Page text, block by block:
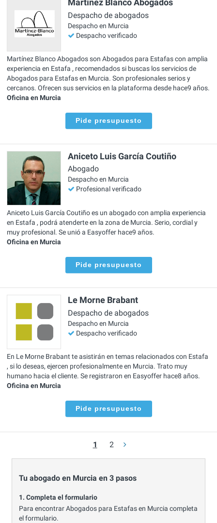
Martínez Blanco Abogados
Despacho de abogados
Despacho en Murcia
Despacho verificado
Martínez Blanco Abogados son Abogados para Estafas con amplia
experiencia en Estafa , recomendados si buscas los servicios de
Abogados para Estafas en Murcia. Son profesionales serios y
cercanos. Ofrecen sus servicios en la plataforma desde hace9 años.
Oficina en Murcia
Pide presupuesto
Aniceto Luis García Coutiño
Abogado
Despacho en Murcia
Profesional verificado
Aniceto Luis García Coutiño es un abogado con amplia experiencia
en Estafa , podrá atenderte en la zona de Murcia. Serio, cordial y
muy profesional. Se unió a Easyoffer hace9 años.
Oficina en Murcia
Pide presupuesto
Le Morne Brabant
Despacho de abogados
Despacho en Murcia
Despacho verificado
En Le Morne Brabant te asistirán en temas relacionados con Estafa
, si lo deseas, ejercen profesionalmente en Murcia. Trato muy
humano hacia el cliente. Se registraron en Easyoffer hace8 años.
Oficina en Murcia
Pide presupuesto
1 2
Tu abogado en Murcia en 3 pasos
1. Completa el formulario
Para encontrar Abogados para Estafas en Murcia completa
el formulario.